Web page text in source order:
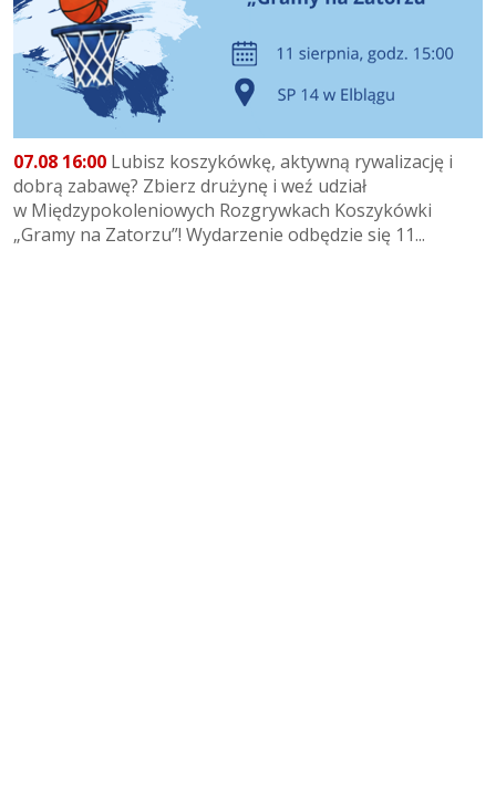
07.08 16:00 Lubisz koszykówkę, aktywną rywalizację i
dobrą zabawę? Zbierz drużynę i weź udział
w Międzypokoleniowych Rozgrywkach Koszykówki
„Gramy na Zatorzu”! Wydarzenie odbędzie się 11...